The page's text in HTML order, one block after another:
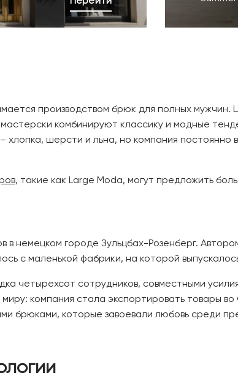
производством брюк для полных
комбинируют классику и модные
хлопка, шерсти и льна, но компания
, такие как Large Moda, могут предложить
в немецком городе Зульцбах-Розенберг.
с маленькой фабрики, на которой
четырехсот сотрудников, совместными
компания стала экспортировать товары
брюками, которые завоевали любовь среди